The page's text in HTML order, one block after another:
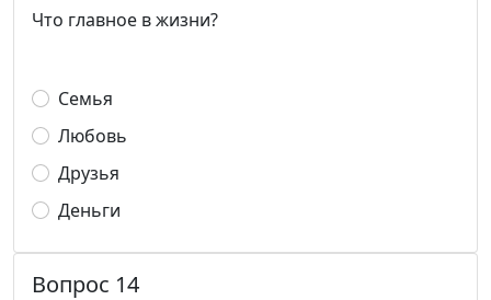
Что главное в жизни?
Семья
Любовь
Друзья
Деньги
Вопрос 14